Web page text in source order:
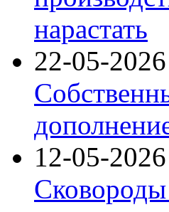
нарастать
22-05-2026
12-05-2026